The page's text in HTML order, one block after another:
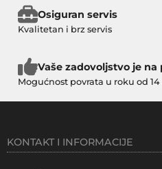
Osiguran servis
Kvalitetan i brz servis
Vaše zadovoljstvo je
Mogućnost povrata u roku od 14
KONTAKT I INFORMACIJE